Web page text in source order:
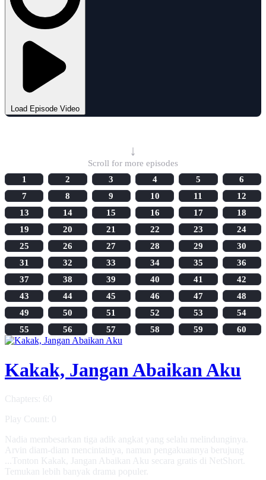
Load Episode Video
↓
Scroll for more episodes
1
2 3 4 5
6
7
8 9 10 11
12
13
14 15 16 17
18
19
20 21 22 23
24
25
26 27 28 29
30
31
32 33 34 35
36
37
38 39 40 41
42
43
44 45 46 47
48
49
50 51 52 53
54
55
56 57 58 59 60
Kakak, Jangan Abaikan Aku
Chapters: 60
Play Count: 0
Nadia membesarkan tiga adik angkat yang selalu melindunginya.
Arvin diam-diam mencintainya, namun pengakuannya berujung
...Tonton Kakak, Jangan Abaikan Aku secara gratis di NetShort.
Temukan lebih banyak drama populer.